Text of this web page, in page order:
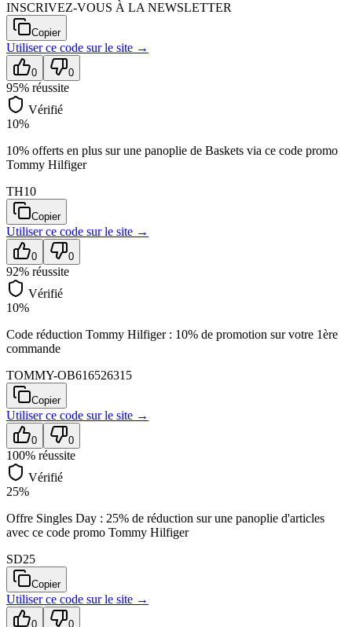
INSCRIVEZ-VOUS À LA NEWSLETTER
Copier
Utiliser ce code surle site →
0 0
95% réussite
Vérifié
10%
10% offerts en plus sur une panoplie de Baskets via ce code promo
Tommy Hilfiger
TH10
Copier
Utiliser ce code surle site →
0 0
92% réussite
Vérifié
10%
Code réduction Tommy Hilfiger : 10% de promotion sur votre 1ère
commande
TOMMY-OB616526315
Copier
Utiliser ce code surle site →
0 0
100% réussite
Vérifié
25%
Offre Singles Day : 25% de réduction sur une panoplie d'articles
avec ce code promo Tommy Hilfiger
SD25
Copier
Utiliser ce code surle site →
0 0